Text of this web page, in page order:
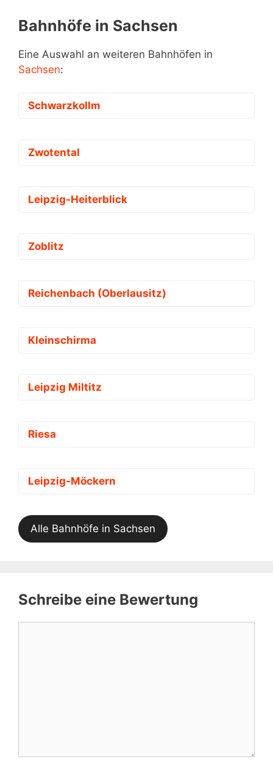
Bahnhöfe in Sachsen
Eine Auswahl an weiteren Bahnhöfen in
Sachsen:
Schwarzkollm
Zwotental
Leipzig-Heiterblick
Zoblitz
Reichenbach (Oberlausitz)
Kleinschirma
Leipzig Miltitz
Riesa
Leipzig-Möckern
Alle Bahnhöfe in Sachsen
Schreibe eine Bewertung